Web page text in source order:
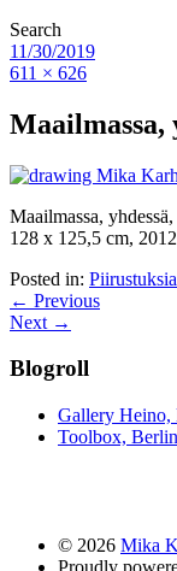
Search
11/30/2019
611 × 626
Maailmassa,
Maailmassa,
128 x 125,5 cm, 2012
Posted in:
← Previous
Next →
Blogroll
Gallery Heino,
Toolbox, Berlin
© 2026 Mika
Proudly